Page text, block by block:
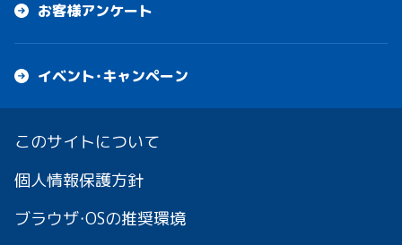
お客様アンケート
イベント・キャンペーン
このサイトについて
個人情報保護方針
ブラウザ・OSの推奨環境